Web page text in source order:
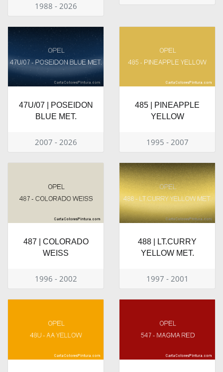
1988 - 2026
47U/07 | POSEIDON
BLUE MET.
2007 - 2026
485 | PINEAPPLE
YELLOW
1995 - 2007
487 | COLORADO
WEISS
1996 - 2002
488 | LT.CURRY
YELLOW MET.
1997 - 2001